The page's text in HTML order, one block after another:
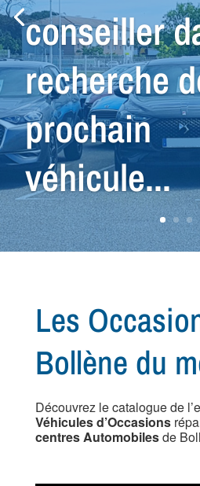
Nous
véhicule
cherchez...
Les
Bollène du
Découvrez le catalogue de
Véhicules d’Occasions
centres Automobilesde